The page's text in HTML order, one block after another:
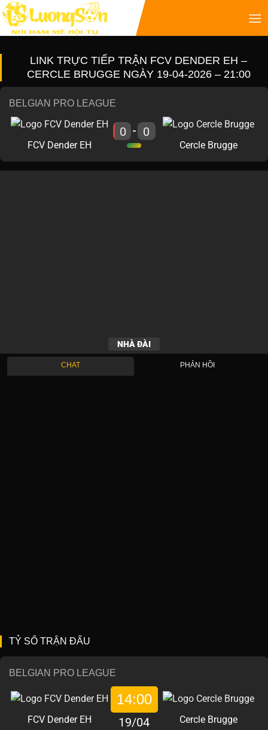
LINK TRỰC TIẾP TRẬN FCV DENDER EH –
CERCLE BRUGGE NGÀY 19-04-2026 – 21:00
BELGIAN PRO LEAGUE
FCV Dender EH
0 - 0
Cercle Brugge
NHÀ ĐÀI
CHAT PHẢN HỒI
TỶ SỐ TRẬN ĐẤU
BELGIAN PRO LEAGUE
FCV Dender EH
14:00
19/04 Cercle Brugge